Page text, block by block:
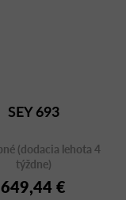
SEY 693
(dodacia lehota 4
týždne)
649,44 €